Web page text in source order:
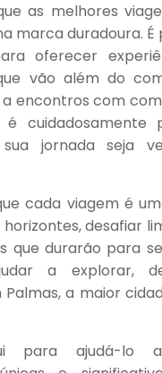
as melhores
marca duradoura. É
oferecer
vão além do
encontros com
cuidadosamente
jornada seja
cada viagem é
desafiar
que durarão para
a explorar,
a maior
para ajudá-lo